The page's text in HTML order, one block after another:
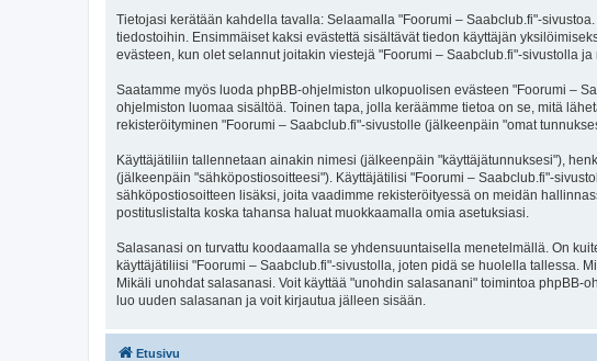
Tietojasi kerätään kahdella tavalla: Selaamalla "Foorumi – Saabclub.fi"-
tiedostoihin. Ensimmäiset kaksi evästettä sisältävät tiedon käyttäjän
evästeen, kun olet selannut joitakin viestejä "Foorumi – Saabclub.fi"-sivustolla
Saatamme myös luoda phpBB-ohjelmiston ulkopuolisen evästeen "Foorumi –
ohjelmiston luomaa sisältöä. Toinen tapa, jolla keräämme tietoa on se, mitä
rekisteröityminen "Foorumi – Saabclub.fi"-sivustolle (jälkeenpäin "omat
Käyttäjätiliin tallennetaan ainakin nimesi (jälkeenpäin "käyttäjätunnuksesi"),
(jälkeenpäin "sähköpostiosoitteesi"). Käyttäjätilisi "Foorumi – Saabclub.fi"-
sähköpostiosoitteen lisäksi, joita vaadimme rekisteröityessä on meidän
postituslistalta koska tahansa haluat muokkaamalla omia asetuksiasi.
Salasanasi on turvattu koodaamalla se yhdensuuntaisella menetelmällä. On
käyttäjätiliisi "Foorumi – Saabclub.fi"-sivustolla, joten pidä se huolella tallessa.
Mikäli unohdat salasanasi. Voit käyttää "unohdin salasanani" toimintoa
luo uuden salasanan ja voit kirjautua jälleen sisään.
Etusivu